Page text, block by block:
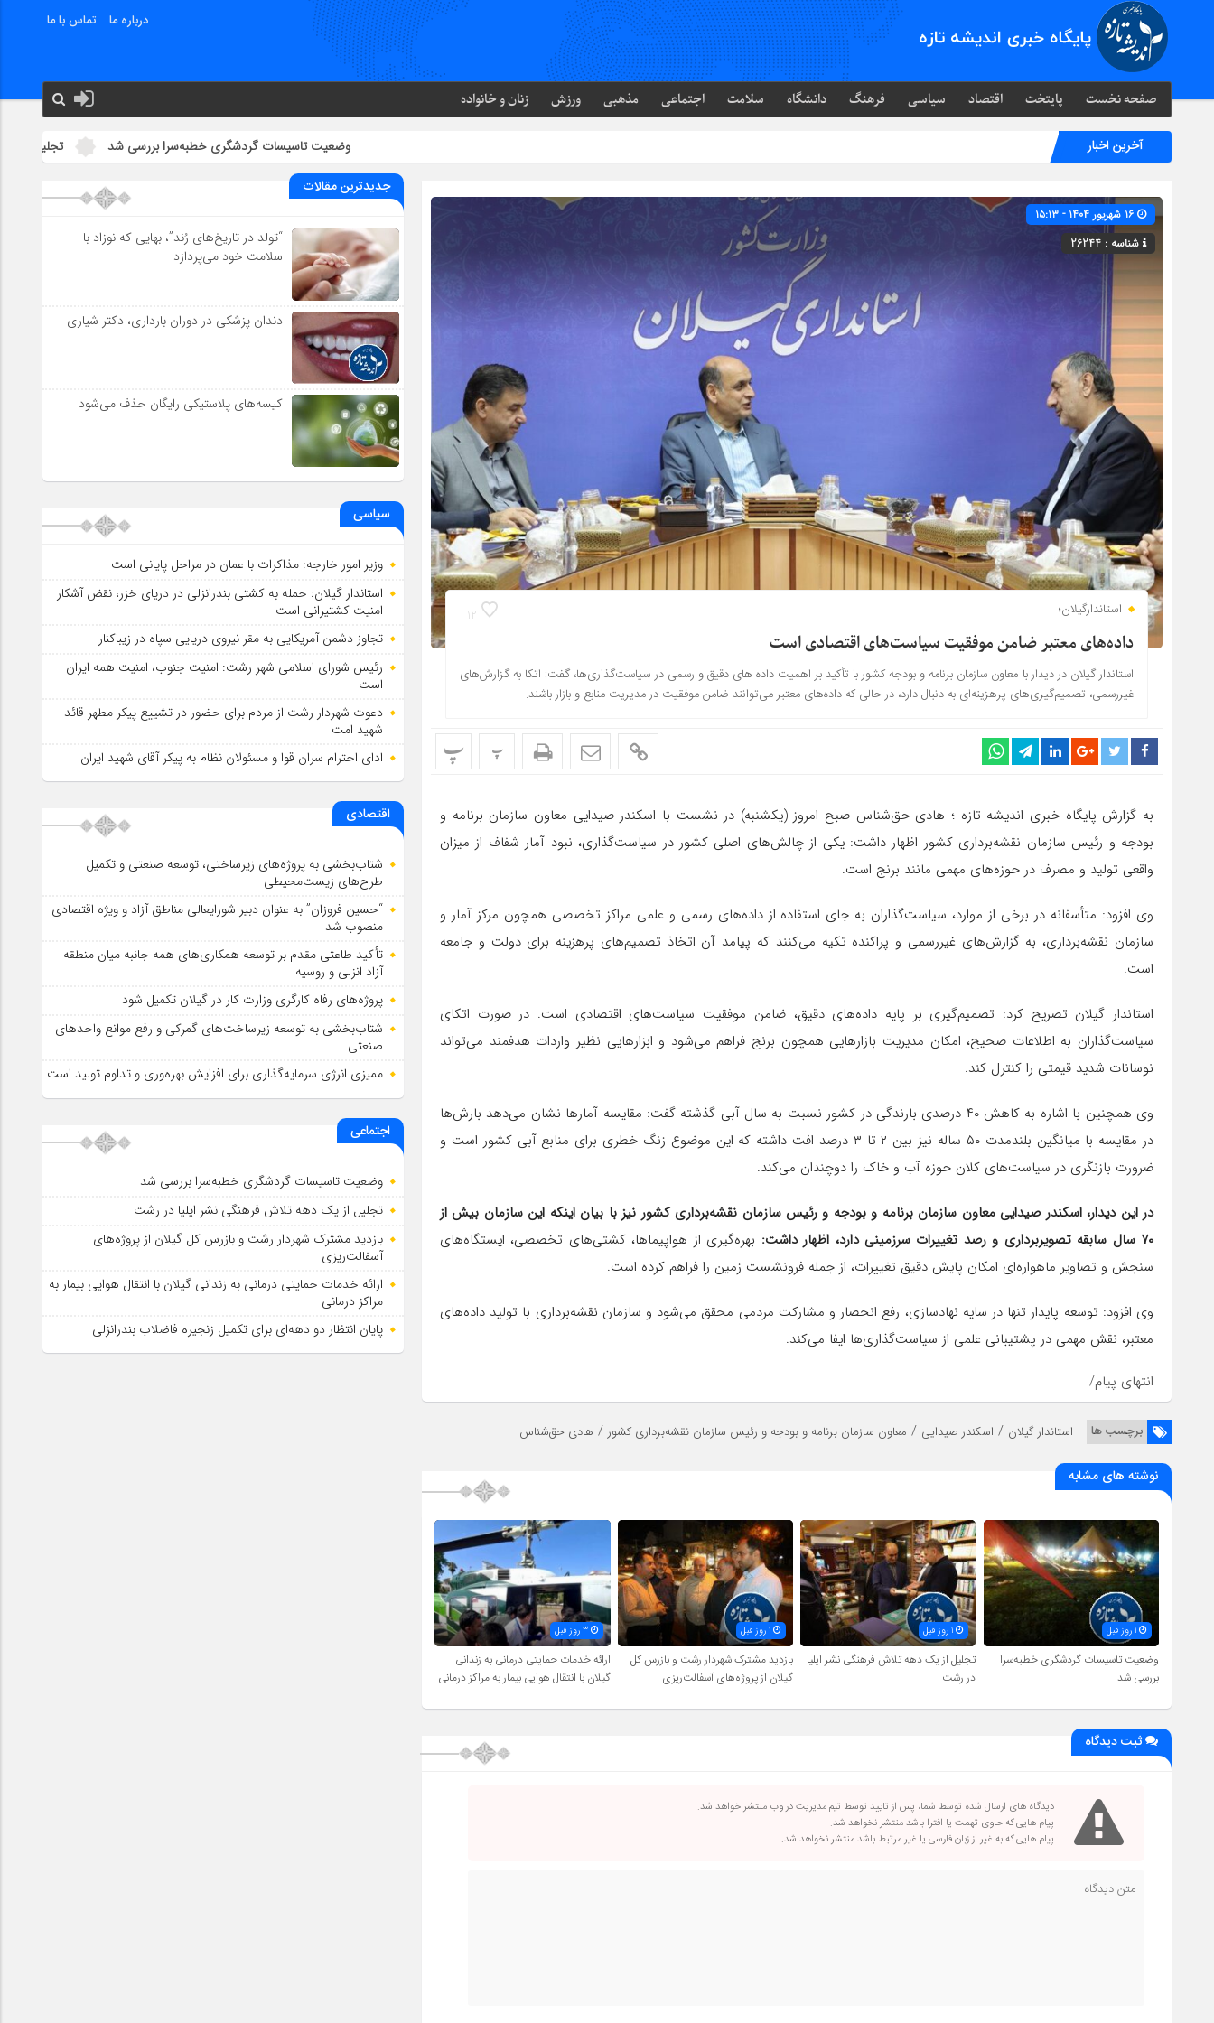
درباره ما تماس با ما
صفحه نخست پایتخت اقتصاد سیاسی فرهنگ دانشگاه سلامت اجتماعی مذهبی ورزش زنان و خانواده
آخرین اخبار وضعیت تاسیسات گردشگری خطبه‌سرا بررسی شد تجلیل از یک دهه تلاش
شناسه : 26244
12 استاندارگیلان؛
داده‌های معتبر ضامن موفقیت سیاست‌های اقتصادی است
استاندار گیلان در دیدار با معاون سازمان برنامه و بودجه کشور با تأکید بر اهمیت داده‌ های دقیق و رسمی در سیاست‌گذاری‌ها، گفت: اتکا به گزارش‌های
غیررسمی، تصمیم‌گیری‌های پرهزینه‌ای به دنبال دارد، در حالی که داده‌های معتبر می‌توانند ضامن موفقیت در مدیریت منابع و بازار باشند.
پ پ
به گزارش پایگاه خبری اندیشه تازه ؛ هادی حق‌شناس صبح امروز (یکشنبه) در نشست با اسکندر صیدایی معاون سازمان برنامه و
بودجه و رئیس سازمان نقشه‌برداری کشور اظهار داشت: یکی از چالش‌های اصلی کشور در سیاست‌گذاری، نبود آمار شفاف از میزان
واقعی تولید و مصرف در حوزه‌های مهمی مانند برنج است.
وی افزود: متأسفانه در برخی از موارد، سیاست‌گذاران به جای استفاده از داده‌های رسمی و علمی مراکز تخصصی همچون مرکز آمار و
سازمان نقشه‌برداری، به گزارش‌های غیررسمی و پراکنده تکیه می‌کنند که پیامد آن اتخاذ تصمیم‌های پرهزینه برای دولت و جامعه
است.
استاندار گیلان تصریح کرد: تصمیم‌گیری بر پایه داده‌های دقیق، ضامن موفقیت سیاست‌های اقتصادی است. در صورت اتکای
سیاست‌گذاران به اطلاعات صحیح، امکان مدیریت بازارهایی همچون برنج فراهم می‌شود و ابزارهایی نظیر واردات هدفمند می‌تواند
نوسانات شدید قیمتی را کنترل کند.
وی همچنین با اشاره به کاهش ۴۰ درصدی بارندگی در کشور نسبت به سال آبی گذشته گفت: مقایسه آمارها نشان می‌دهد بارش‌ها
در مقایسه با میانگین بلندمدت ۵۰ ساله نیز بین ۲ تا ۳ درصد افت داشته که این موضوع زنگ خطری برای منابع آبی کشور است و
ضرورت بازنگری در سیاست‌های کلان حوزه آب و خاک را دوچندان می‌کند.
در این دیدار، اسکندر صیدایی معاون سازمان برنامه و بودجه و رئیس سازمان نقشه‌برداری کشور نیز با بیان اینکه این سازمان بیش از
۷۰ سال سابقه تصویربرداری و رصد تغییرات سرزمینی دارد، اظهار داشت:
بهره‌گیری از هواپیماها، کشتی‌های تخصصی، ایستگاه‌های
سنجش و تصاویر ماهواره‌ای امکان پایش دقیق تغییرات، از جمله فرونشست زمین را فراهم کرده است.
وی افزود: توسعه پایدار تنها در سایه نهادسازی، رفع انحصار و مشارکت مردمی محقق می‌شود و سازمان نقشه‌برداری با تولید داده‌های
معتبر، نقش مهمی در پشتیبانی علمی از سیاست‌گذاری‌ها ایفا می‌کند.
انتهای پیام/
برچسب ها استاندار گیلان / اسکندر صیدایی / معاون سازمان برنامه و بودجه و رئیس سازمان نقشه‌برداری کشور / هادی حق‌شناس
نوشته های مشابه
1 روز قبل
وضعیت تاسیسات گردشگری خطبه‌سرا
بررسی شد
1 روز قبل
تجلیل از یک دهه تلاش فرهنگی نشر ایلیا
در رشت
1 روز قبل
بازدید مشترک شهردار رشت و بازرس کل
گیلان از پروژه‌های آسفالت‌ریزی
3 روز قبل
ارائه خدمات حمایتی درمانی به زندانی
گیلان با انتقال هوایی بیمار به مراکز درمانی
ثبت دیدگاه
دیدگاه های ارسال شده توسط شما، پس از تایید توسط تیم مدیریت در وب منتشر خواهد شد.
پیام هایی که حاوی تهمت یا افترا باشد منتشر نخواهد شد.
پیام هایی که به غیر از زبان فارسی یا غیر مرتبط باشد منتشر نخواهد شد.
جدیدترین مقالات
“تولد در تاریخ‌های رُند”، بهایی که نوزاد با
سلامت خود می‌پردازد
دندان پزشکی در دوران بارداری، دکتر شیاری
کیسه‌های پلاستیکی رایگان حذف می‌شود
سیاسی
وزیر امور خارجه: مذاکرات با عمان در مراحل پایانی است
استاندار گیلان: حمله به کشتی بندرانزلی در دریای خزر، نقض آشکار
امنیت کشتیرانی است
تجاوز دشمن آمریکایی به مقر نیروی دریایی سپاه در زیباکنار
رئیس شورای اسلامي شهر رشت: امنیت جنوب، امنیت همه ایران
است
دعوت شهردار رشت از مردم برای حضور در تشییع پیکر مطهر قائد
شهید امت
ادای احترام سران قوا و مسئولان نظام به پیکر آقای شهید ایران
اقتصادی
شتاب‌بخشی به پروژه‌های زیرساختی، توسعه صنعتی و تکمیل
طرح‌های زیست‌محیطی
“حسین فروزان” به عنوان دبیر شورایعالی مناطق آزاد و ویژه اقتصادی
منصوب شد
تأكید طاعتی مقدم بر توسعه همكاری‌های همه جانبه میان منطقه
آزاد انزلی و روسیه
پروژه‌های رفاه کارگری وزارت کار در گیلان تکمیل شود
شتاب‌بخشی به توسعه زیرساخت‌های گمركی و رفع موانع واحدهای
صنعتی
ممیزی انرژی سرمایه‌گذاری برای افزایش بهره‌وری و تداوم تولید است
اجتماعی
وضعیت تاسیسات گردشگری خطبه‌سرا بررسی شد
تجلیل از یک دهه تلاش فرهنگی نشر ایلیا در رشت
بازدید مشترک شهردار رشت و بازرس کل گیلان از پروژه‌های
آسفالت‌ریزی
ارائه خدمات حمایتی درمانی به زندانی گیلان با انتقال هوایی بیمار به
مراکز درمانی
پایان انتظار دو دهه‌ای برای تکمیل زنجیره فاضلاب بندرانزلی